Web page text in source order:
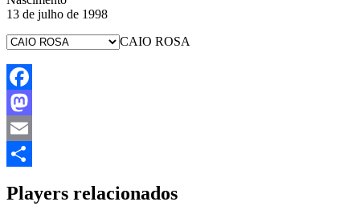
13 de julho de 1998
CAIO ROSA
Facebook
Mastodon
Email
Players relacionados